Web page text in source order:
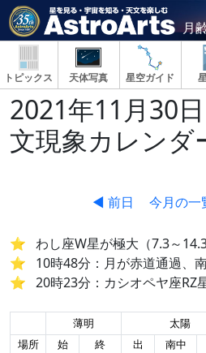
月
トピックス 天体写真 星空ガイド
2021年11月30
文現象カレンダ
◀ 前日 今月の一
わし座W星が極大（7.3～
10時48分：月が赤道通過、
20時23分：カシオペヤ座RZ
薄明 太陽
場所
始 終 出 南中